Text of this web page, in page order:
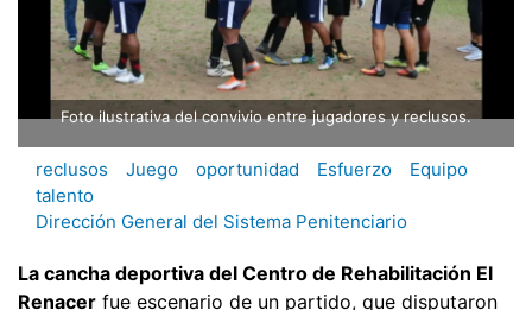
Foto ilustrativa del convivio entre jugadores y reclusos.
reclusos Juego oportunidad Esfuerzo
Equipo
talento
Dirección General del Sistema Penitenciario
La cancha deportiva del Centro de Rehabilitación El
Renacer fue escenario de un partido, que disputaron